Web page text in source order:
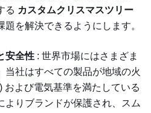
る カスタムクリスマスツリー
を解決できるようにします。
安全性 : 世界市場にはさまざま
当社はすべての製品が地域の火
および電気基準を満たしている
よりブランドが保護され、スム